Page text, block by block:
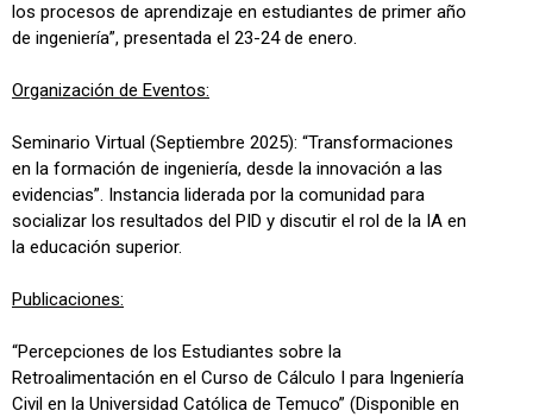
los procesos de aprendizaje en estudiantes de primer año
de ingeniería”, presentada el 23-24 de enero.
Organización de Eventos:
Seminario Virtual (Septiembre 2025): “Transformaciones
en la formación de ingeniería, desde la innovación a las
evidencias”. Instancia liderada por la comunidad para
socializar los resultados del PID y discutir el rol de la IA en
la educación superior.
Publicaciones:
“Percepciones de los Estudiantes sobre la
Retroalimentación en el Curso de Cálculo I para Ingeniería
Civil en la Universidad Católica de Temuco” (Disponible en